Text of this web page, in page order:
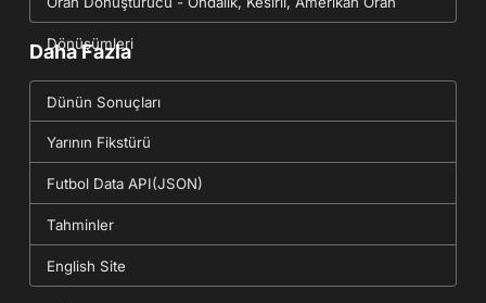
Dönüşümleri
Daha Fazla
Dünün Sonuçları
Yarının Fikstürü
Futbol Data API(JSON)
Tahminler
English Site